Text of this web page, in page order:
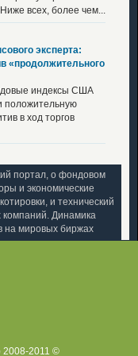
всех, более чем...
эксперта:
«продолжительного
индексы США
положительную
в ход торгов
портал, о фондовом
и экономические
и технический
Динамика
на мировых биржах
2008-2011 ©